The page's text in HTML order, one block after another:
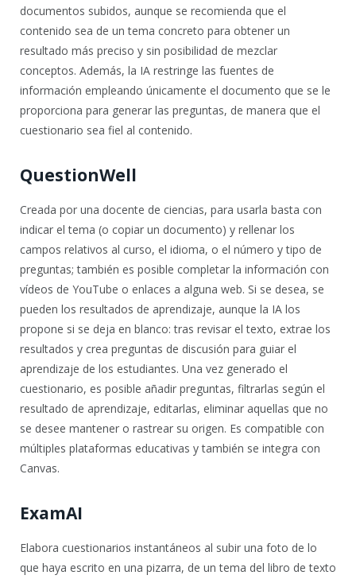
documentos subidos, aunque se recomienda que el
contenido sea de un tema concreto para obtener un
resultado más preciso y sin posibilidad de mezclar
conceptos. Además, la IA restringe las fuentes de
información empleando únicamente el documento que se le
proporciona para generar las preguntas, de manera que el
cuestionario sea fiel al contenido.
QuestionWell
Creada por una docente de ciencias, para usarla basta con
indicar el tema (o copiar un documento) y rellenar los
campos relativos al curso, el idioma, o el número y tipo de
preguntas; también es posible completar la información con
vídeos de YouTube o enlaces a alguna web. Si se desea, se
pueden los resultados de aprendizaje, aunque la IA los
propone si se deja en blanco: tras revisar el texto, extrae los
resultados y crea preguntas de discusión para guiar el
aprendizaje de los estudiantes. Una vez generado el
cuestionario, es posible añadir preguntas, filtrarlas según el
resultado de aprendizaje, editarlas, eliminar aquellas que no
se desee mantener o rastrear su origen. Es compatible con
múltiples plataformas educativas y también se integra con
Canvas.
ExamAI
Elabora cuestionarios instantáneos al subir una foto de lo
que haya escrito en una pizarra, de un tema del libro de texto